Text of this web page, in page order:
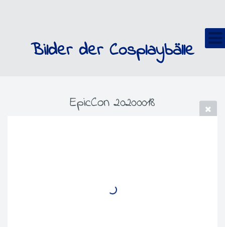
Bilder der Cosplaybälle
EpicCon 20200018